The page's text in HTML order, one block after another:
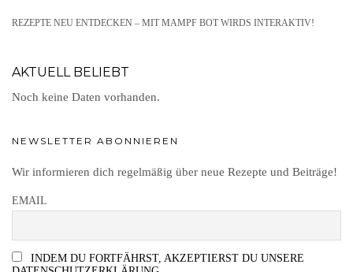
REZEPTE NEU ENTDECKEN – MIT MAMPF BOT WIRDS INTERAKTIV!
AKTUELL BELIEBT
Noch keine Daten vorhanden.
NEWSLETTER ABONNIEREN
Wir informieren dich regelmäßig über neue Rezepte und Beiträge!
EMAIL
INDEM DU FORTFÄHRST, AKZEPTIERST DU UNSERE